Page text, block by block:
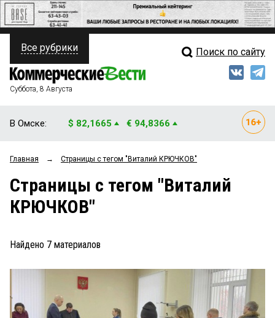
ПОЛИТИКА
ФИНАНСЫ
ОБЩЕСТВО
ЗАКОН
ПРОИСШЕСТВИЯ
Свежий выпуск
Мнения
Рейтинги
Все рубрики Поиск по сайту
Суббота, 8 Августа
В Омске: $ 82,1665 € 94,8366
Главная → Страницы c тегом "Виталий КРЮЧКОВ"
Страницы c тегом "Виталий
КРЮЧКОВ"
Найдено 7 материалов